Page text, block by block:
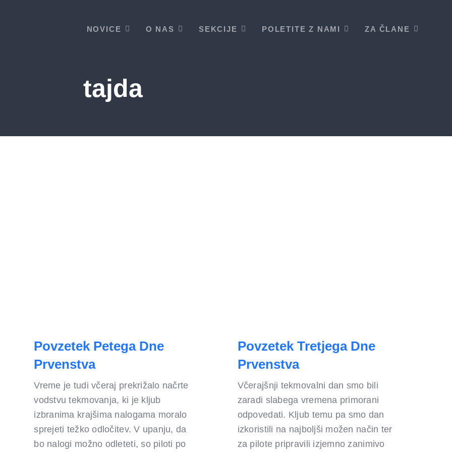
NOVICE O NAS SEKCIJE POLETITE Z NAMI ZA ČLANE
tajda
Povzetek Petega Dne
Prvenstva
Vreme je tudi včeraj prekrižalo načrte
vodstvu tekmovanja, ki je kljub
izbranima krajšima nalogama moralo
sprejeti težko odločitev. V upanju, da
bo nalogi možno odleteti, so piloti po
Povzetek Tretjega Dne
Prvenstva
Včerajšnji tekmovalni dan smo bili
zaradi slabega vremena primorani
odpovedati. Kljub temu pa smo dan
izkoristili na najboljši možen način ter
za pilote pripravili izjemno zanimivo